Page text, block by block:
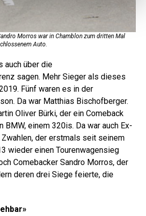
Morros war in Chamblon zum dritten Mal
Auto.
auch über die
sagen. Mehr Sieger als dieses
Fünf waren es in der
Da war Matthias Bischofberger.
Oliver Bürki, der ein Comeback
BMW, einem 320is. Da war auch Ex-
Zwahlen, der erstmals seit seinem
wieder einen Tourenwagensieg
Comebacker Sandro Morros, der
deren drei Siege feierte, die